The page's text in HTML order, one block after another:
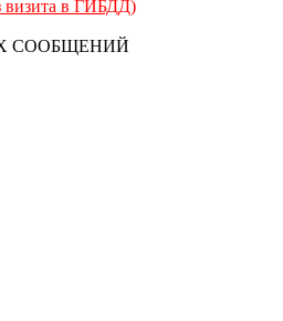
визита в ГИБДД)
СООБЩЕНИЙ